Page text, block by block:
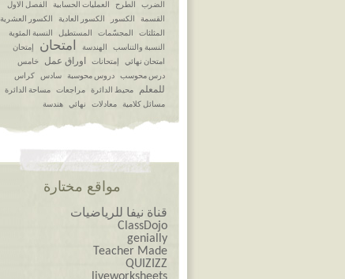
الضرب الطرح العمليات الحسابية
الفصل الاول
القسمة
الكسور الكسور العادية
الكسور العشرية
المثلثات
المجسّمات المستطيل
النسبة المئوية
النسبة والتناسب
الهندسة امتحان
إمتحان
امتحان نهائي
إمتحانات اوراق عمل
خامس
درس محوسب
دروس محوسبة سادس كراس
للمعلم محيط الدائرة مراجعات
مساحة الدائرة
مسائل كلامية
معادلات نهائي هندسة
مواقع مختارة
قناة نيفا للرياضيات
ClassDojo
genially
Teacher Made
QUIZIZZ